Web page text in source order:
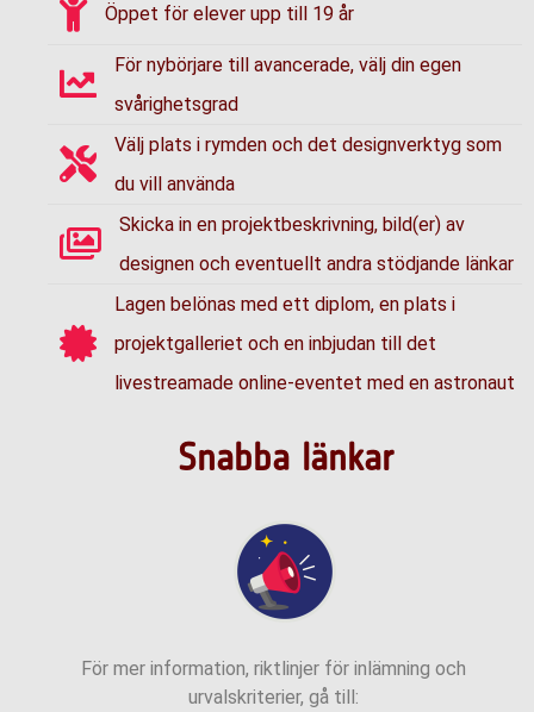
Öppet för elever upp till 19 år
För nybörjare till avancerade, välj din egen
svårighetsgrad
Välj plats i rymden och det designverktyg som
du vill använda
Skicka in en projektbeskrivning, bild(er) av
designen och eventuellt andra stödjande länkar
Lagen belönas med ett diplom, en plats i
projektgalleriet och en inbjudan till det
livestreamade online-eventet med en astronaut
Snabba länkar
För mer information, riktlinjer för inlämning och
urvalskriterier, gå till: